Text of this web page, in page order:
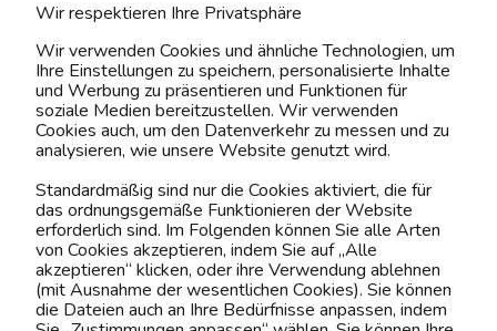
Kontaktiere uns!
0151 12200811
shop@yourhouse24.eu
Mo. - Fr. 07:00-15:00
MEIN ACCOUNT
BELIEBTE KATEGORIEN
Wir respektieren Ihre Privatsphäre
Wir verwenden Cookies und ähnliche Technologien, um
Ihre Einstellungen zu speichern, personalisierte Inhalte
und Werbung zu präsentieren und Funktionen für
soziale Medien bereitzustellen. Wir verwenden
Cookies auch, um den Datenverkehr zu messen und zu
analysieren, wie unsere Website genutzt wird.
Standardmäßig sind nur die Cookies aktiviert, die für
das ordnungsgemäße Funktionieren der Website
erforderlich sind. Im Folgenden können Sie alle Arten
von Cookies akzeptieren, indem Sie auf „Alle
akzeptieren“ klicken, oder ihre Verwendung ablehnen
(mit Ausnahme der wesentlichen Cookies). Sie können
die Dateien auch an Ihre Bedürfnisse anpassen, indem